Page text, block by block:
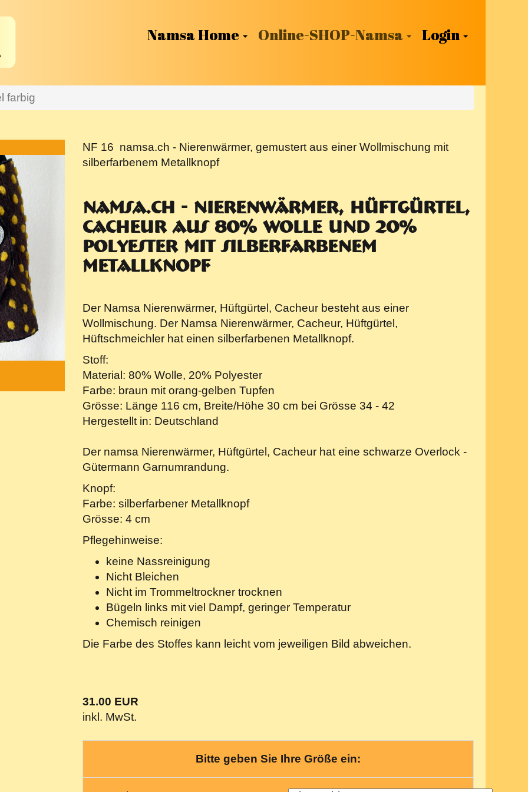
Namsa Home Online-SHOP-Namsa Login
farbig
NF 16 namsa.ch - Nierenwärmer, gemustert aus einer Wollmischung mit
silberfarbenem Metallknopf
Namsa.ch - Nierenwärmer, Hüftgürtel,
Cacheur aus 80% Wolle und 20%
Polyester mit silberfarbenem
Metallknopf
Der Namsa Nierenwärmer, Hüftgürtel, Cacheur besteht aus einer
Wollmischung. Der Namsa Nierenwärmer, Cacheur, Hüftgürtel,
Hüftschmeichler hat einen silberfarbenen Metallknopf.
Stoff:
Material: 80% Wolle, 20% Polyester
Farbe: braun mit orang-gelben Tupfen
Grösse: Länge 116 cm, Breite/Höhe 30 cm bei Grösse 34 - 42
Hergestellt in: Deutschland
Der namsa Nierenwärmer, Hüftgürtel, Cacheur hat eine schwarze Overlock -
Gütermann Garnumrandung.
Knopf:
Farbe: silberfarbener Metallknopf
Grösse: 4 cm
Pflegehinweise:
keine Nassreinigung
Nicht Bleichen
Nicht im Trommeltrockner trocknen
Bügeln links mit viel Dampf, geringer Temperatur
Chemisch reinigen
Die Farbe des Stoffes kann leicht vom jeweiligen Bild abweichen.
31.00 EUR
inkl. MwSt.
Bitte geben Sie Ihre Größe ein: